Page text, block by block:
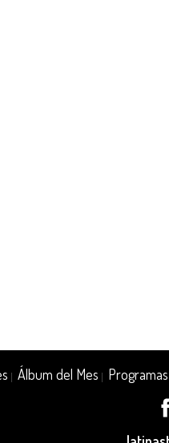
|Álbum del Mes Programas